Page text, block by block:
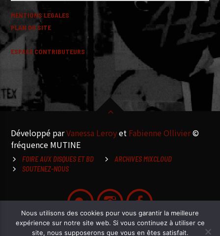
MENTIONS LEGALES
PLAN DU SITE
ESPACE CONTRIBUTEURS
Développé parVanessa Leroyet Fabienne Ollivier©
fréquence MUTINE
FOIRE AUX DISQUES ET BD
ARCHIVES MIXCLOUD
SOUTENEZ-NOUS
Nous utilisons des cookies pour vous garantir la meilleure
expérience sur notre site web. Si vous continuez à utiliser ce
site, nous supposerons que vous en êtes satisfait.